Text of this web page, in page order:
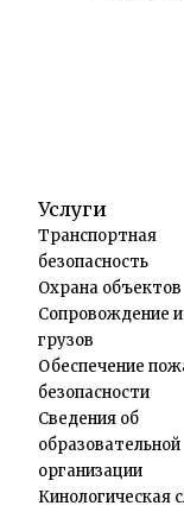
Услуги
Транспортная
безопасность
Охрана объектов
Сопровождение
грузов
Обеспечение
безопасности
Сведения об
образовательной
организации
Кинологическая